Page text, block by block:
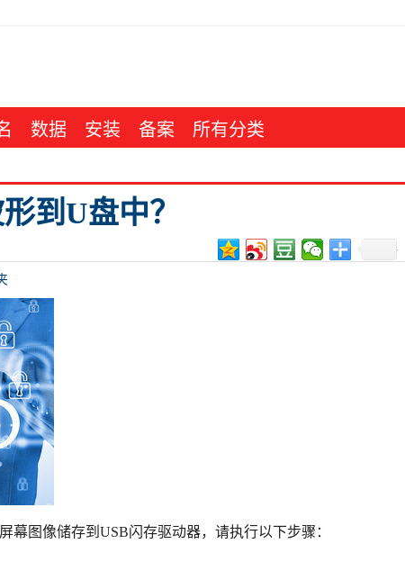
数据 安装 备案 所有分类
到U盘中？
幕图像储存到USB闪存驱动器，请执行以下步骤：